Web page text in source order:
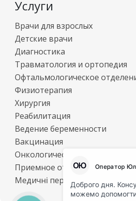
Услуги
Врачи для взрослых
Детские врачи
Диагностика
Травматология и ортопедия
Офтальмологическое
Физиотерапия
Хирургия
Реабилитация
Ведение беременности
Вакцинация
Онкологический центр
Приемное отделение
Медичні перевезення